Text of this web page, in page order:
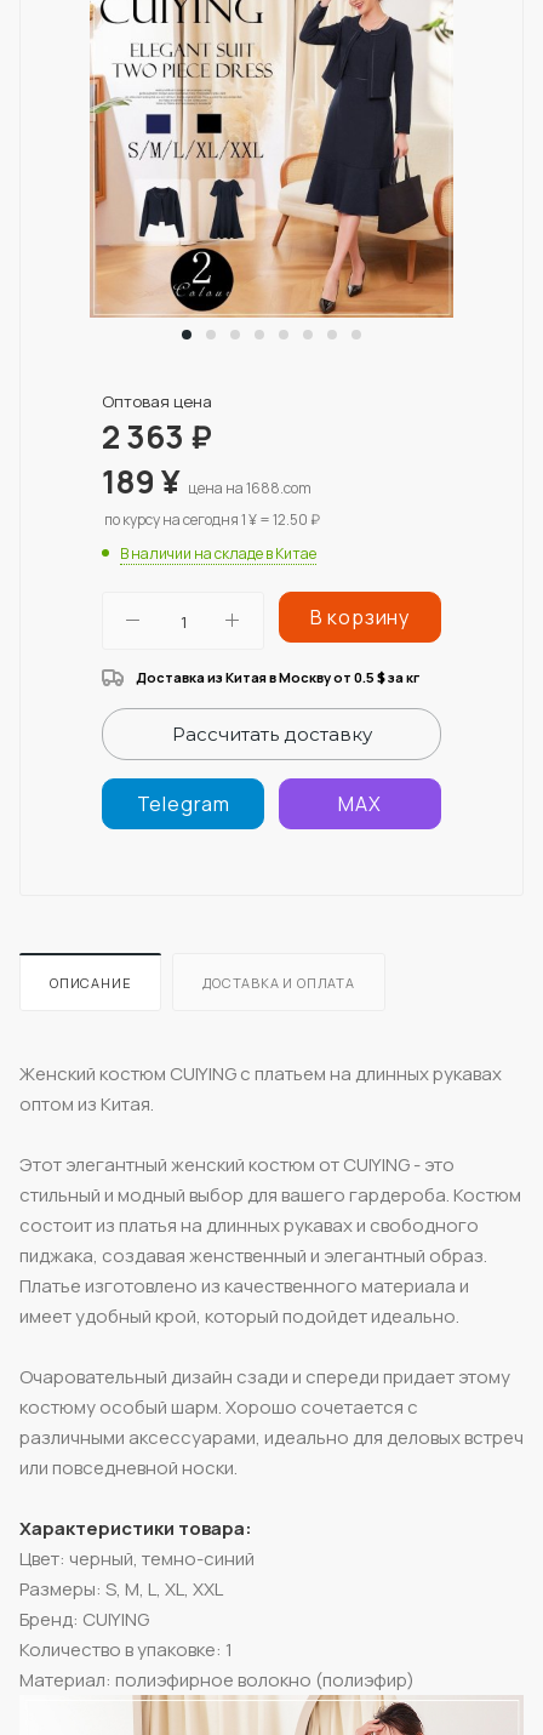
Оптовая цена
2 363 ₽
189¥ цена на 1688.com
по курсу на сегодня 1 ¥ = 12.50 ₽
В наличии на складе в Китае
В корзину
Доставка из Китая в Москву от 0.5 $за кг
Рассчитать доставку
Telegram MAX
ОПИСАНИЕ ДОСТАВКА И ОПЛАТА
Женский костюм CUIYING с платьем на длинных рукавах
оптом из Китая.
Этот элегантный женский костюм от CUIYING - это
стильный и модный выбор для вашего гардероба. Костюм
состоит из платья на длинных рукавах и свободного
пиджака, создавая женственный и элегантный образ.
Платье изготовлено из качественного материала и
имеет удобный крой, который подойдет идеально.
Очаровательный дизайн сзади и спереди придает этому
костюму особый шарм. Хорошо сочетается с
различными аксессуарами, идеально для деловых встреч
или повседневной носки.
Характеристики товара:
Цвет: черный, темно-синий
Размеры: S, M, L, XL, XXL
Бренд: CUIYING
Количество в упаковке: 1
Материал: полиэфирное волокно (полиэфир)